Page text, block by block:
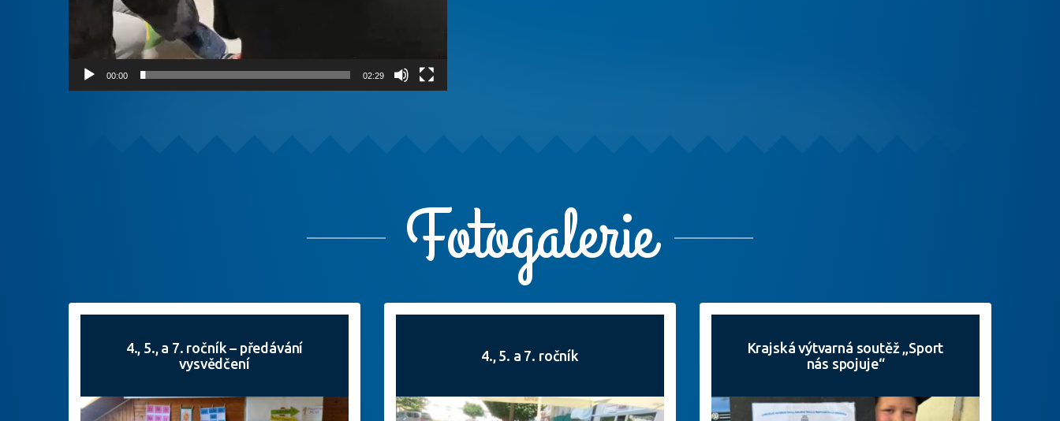
00:00 02:29
Fotogalerie
4., 5., a 7. ročník – předávání
vysvědčení
4., 5. a 7. ročník
Krajská výtvarná soutěž „Sport
nás spojuje“